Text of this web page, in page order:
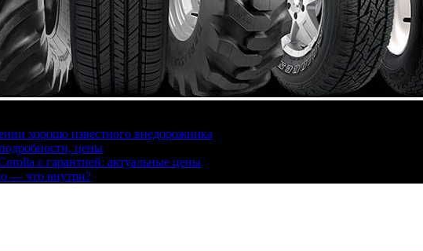
хорошо известного внедорожника
цены
с гарантией: актуальные цены
— что внутри?